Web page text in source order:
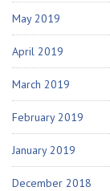
May 2019
April 2019
March 2019
February 2019
January 2019
December 2018